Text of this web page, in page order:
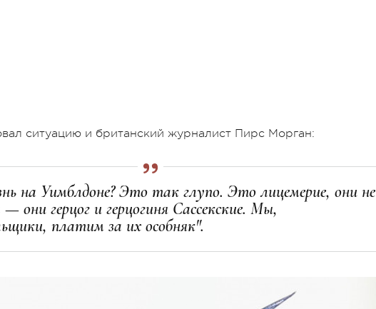
ситуацию и британский журналист Пирс Морган:
на Уимблдоне? Это так глупо. Это лицемерие, они не
они герцог и герцогиня Сассекские. Мы,
платим за их особняк".